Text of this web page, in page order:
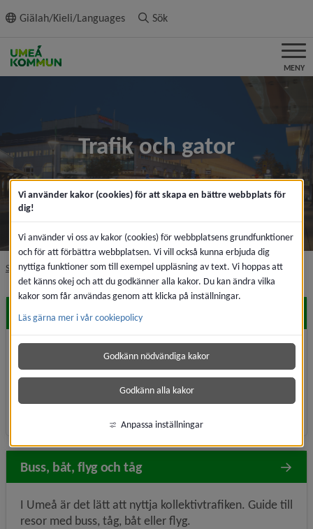
innehållet
Giälah/Kieli/Languages Sök
MENY
Trafik och gator
Startsida Trafik och gatornivå i brödsmulenavigeringen
Hitta snabbt
Färdtjänst Nyheter
Buss, båt, flyg och tåg
I Umeå är det lätt att nyttja kollektivtrafiken. Guide till
resor med buss, tåg, båt eller flyg.
Vi använder kakor (cookies) för att skapa en bättre webbplats för
dig!
Vi använder vi oss av kakor (cookies) för webbplatsens grundfunktioner
och för att förbättra webbplatsen. Vi vill också kunna erbjuda dig
nyttiga funktioner som till exempel uppläsning av text. Vi hoppas att
det känns okej och att du godkänner alla kakor. Du kan ändra vilka
kakor som får användas genom att klicka på inställningar.
Läs gärna mer i vår cookiepolicy
Godkänn nödvändiga kakor
Godkänn alla kakor
Anpassa inställningar